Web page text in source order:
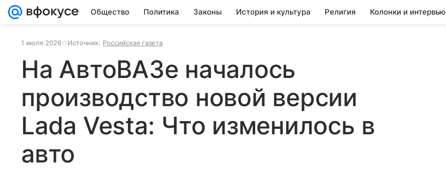
Общество Политика Законы История и культура Религия Колонки и интервью
1 июля 2026 Источник: Российская газета
На АвтоВАЗе началось
производство новой версии
Lada Vesta: Что изменилось в
авто